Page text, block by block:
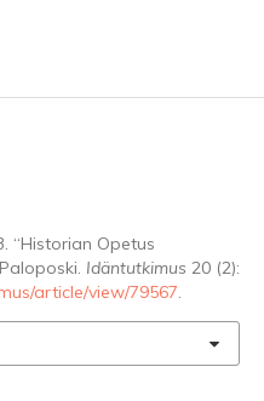
“Historian Opetus
Idäntutkimus 20 (2):
article/view/79567.